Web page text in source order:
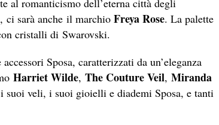
ci sarà anche il marchio Freya Rose. La palette
cristalli di Swarovski.
Sposa, caratterizzati da un’eleganza
Harriet Wilde, The Couture Veil, Miranda
suoi veli, i suoi gioielli e diademi Sposa, e tanti